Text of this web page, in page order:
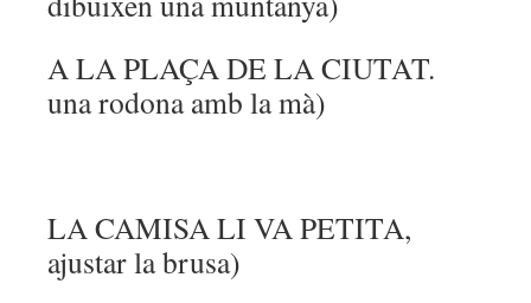
A LA PLAÇA DE LA
una rodona amb la mà)
LA CAMISA LI VA PETITA,
ajustar la brusa)